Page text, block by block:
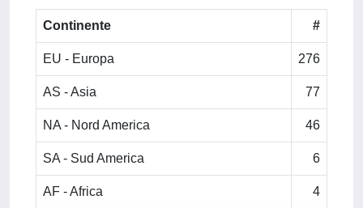
Continente #
EU - Europa 276
AS - Asia 77
NA - Nord America 46
SA - Sud America 6
AF - Africa 4